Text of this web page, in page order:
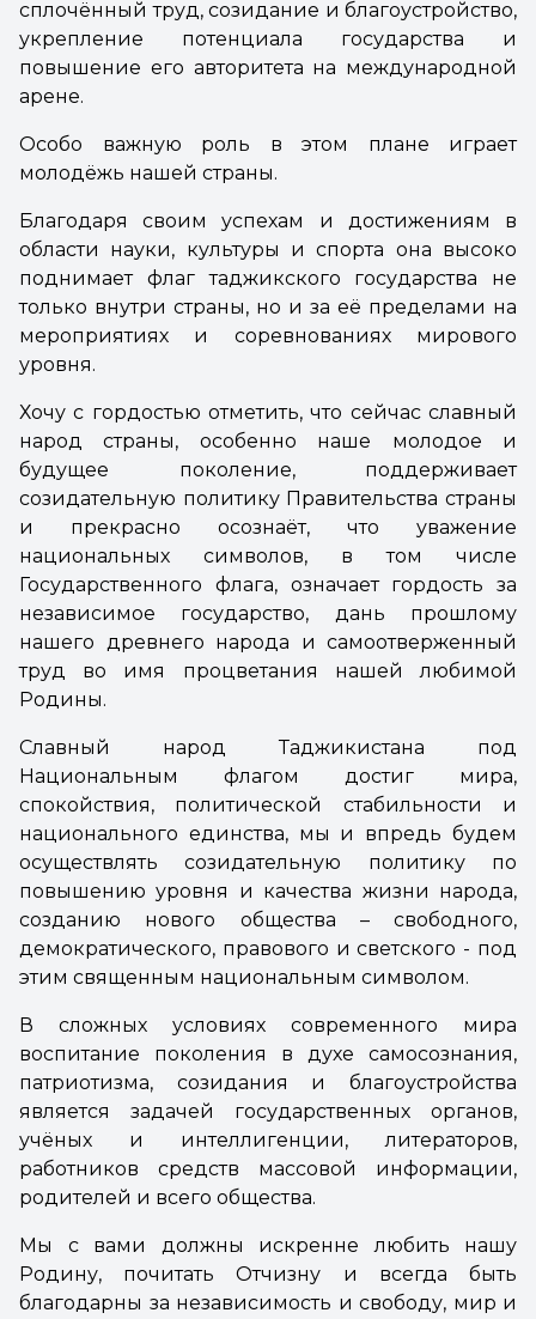
сплочённый труд, созидание и благоустройство,
укрепление потенциала государства и
повышение его авторитета на международной
арене.
Особо важную роль в этом плане играет
молодёжь нашей страны.
Благодаря своим успехам и достижениям в
области науки, культуры и спорта она высоко
поднимает флаг таджикского государства не
только внутри страны, но и за её пределами на
мероприятиях и соревнованиях мирового
уровня.
Хочу с гордостью отметить, что сейчас славный
народ страны, особенно наше молодое и
будущее поколение, поддерживает
созидательную политику Правительства страны
и прекрасно осознаёт, что уважение
национальных символов, в том числе
Государственного флага, означает гордость за
независимое государство, дань прошлому
нашего древнего народа и самоотверженный
труд во имя процветания нашей любимой
Родины.
Славный народ Таджикистана под
Национальным флагом достиг мира,
спокойствия, политической стабильности и
национального единства, мы и впредь будем
осуществлять созидательную политику по
повышению уровня и качества жизни народа,
созданию нового общества – свободного,
демократического, правового и светского - под
этим священным национальным символом.
В сложных условиях современного мира
воспитание поколения в духе самосознания,
патриотизма, созидания и благоустройства
является задачей государственных органов,
учёных и интеллигенции, литераторов,
работников средств массовой информации,
родителей и всего общества.
Мы с вами должны искренне любить нашу
Родину, почитать Отчизну и всегда быть
благодарны за независимость и свободу, мир и